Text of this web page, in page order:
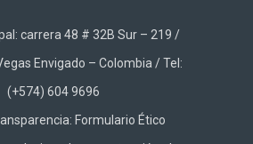
carrera 48 # 32B Sur – 219 /
Envigado – Colombia / Tel:
(+574) 604 9696
Formulario Ético